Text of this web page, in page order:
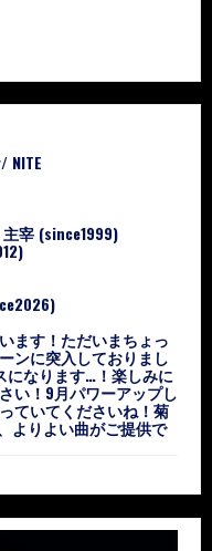
NITE
主宰 (since1999)
ます！ただいまちょっ
ンに突入しておりまし
になります…！楽しみに
い！9月パワーアップし
ていてくださいね！菊
よりよい曲がご提供で